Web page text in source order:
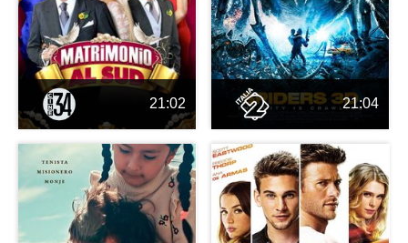
21:02 21:04